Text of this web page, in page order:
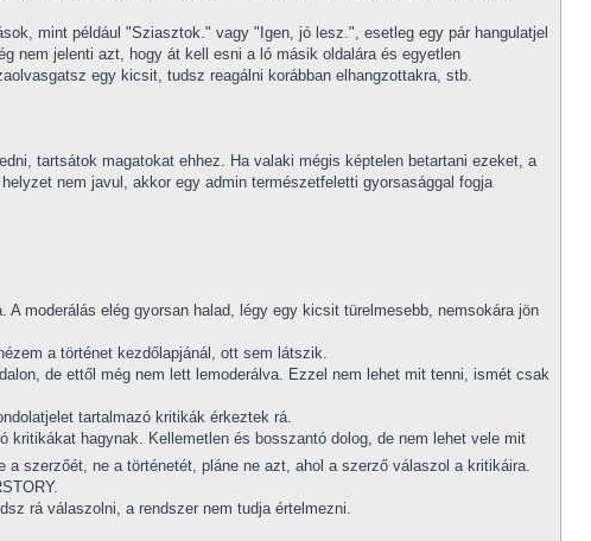
mint például "Sziasztok." vagy "Igen, jó lesz.", esetleg egy pár hangulatjel
nem jelenti azt, hogy át kell esni a ló másik oldalára és egyetlen
egy kicsit, tudsz reagálni korábban elhangzottakra, stb.
tartsátok magatokat ehhez. Ha valaki mégis képtelen betartani ezeket, a
nem javul, akkor egy admin természetfeletti gyorsasággal fogja
moderálás elég gyorsan halad, légy egy kicsit türelmesebb, nemsokára jön
a történet kezdőlapjánál, ott sem látszik.
de ettől még nem lett lemoderálva. Ezzel nem lehet mit tenni, ismét csak
tartalmazó kritikák érkeztek rá.
hagynak. Kellemetlen és bosszantó dolog, de nem lehet vele mit
szerzőét, ne a történetét, pláne ne azt, ahol a szerző válaszol a kritikáira.
rá válaszolni, a rendszer nem tudja értelmezni.